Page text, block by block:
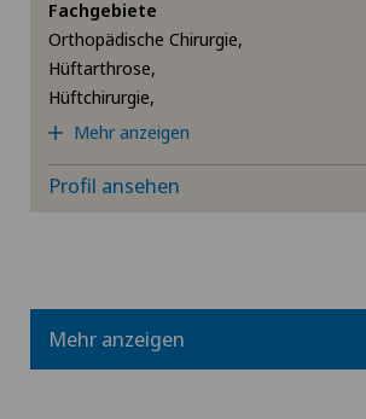
Schulterprothese
Spinalkanalstenose – Verengung
Sportmedizin
Traditionelle Chinesische Medizin
Urologie
Fachgebiete
Orthopädische Chirurgie,
Hüftarthrose,
Hüftchirurgie,
Mehr anzeigen
Profil ansehen
Mehr anzeigen